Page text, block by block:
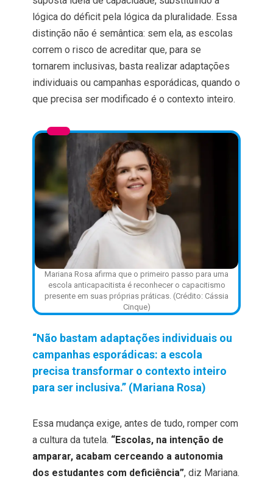
lógica do déficit pela lógica da pluralidade. Essa
distinção não é semântica: sem ela, as escolas
correm o risco de acreditar que, para se
tornarem inclusivas, basta realizar adaptações
individuais ou campanhas esporádicas, quando o
que precisa ser modificado é o contexto inteiro.
Mariana Rosa afirma que o primeiro passo para uma
escola anticapacitista é reconhecer o capacitismo
presente em suas próprias práticas. (Crédito: Cássia
Cinque)
“Não bastam adaptações individuais ou
campanhas esporádicas: a escola
precisa transformar o contexto inteiro
para ser inclusiva.” (Mariana Rosa)
Essa mudança exige, antes de tudo, romper com
a cultura da tutela. “Escolas, na intenção de
amparar, acabam cerceando a autonomia
dos estudantes com deficiência”, diz Mariana.